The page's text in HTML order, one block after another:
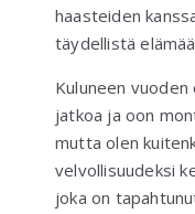
haasteiden
täydellistä
Kuluneen
jatkoa ja oon
mutta olen
velvollisuudeksi
joka on